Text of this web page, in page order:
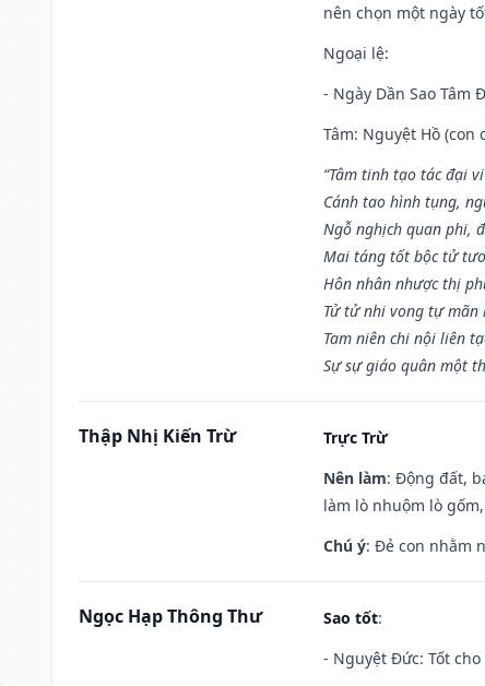
nên chọn một ngày
Ngoại lệ:
- Ngày Dần Sao Tâm
Tâm: Nguyệt Hồ (con
“Tâm tinh tạo tác đại
Cánh tao hình tụng,
Ngỗ nghịch quan phi,
Mai táng tốt bộc tử
Hôn nhân nhược thị
Tử tử nhi vong tự mãn
Tam niên chi nội liên
Sự sự giáo quân một
Thập Nhị Kiến Trừ
Trực Trừ
Nên làm: Động đất,
làm lò nhuộm lò
Chú ý: Đẻ con nhằm
Ngọc Hạp Thông Thư Sao tốt:
- Nguyệt Đức: Tốt cho